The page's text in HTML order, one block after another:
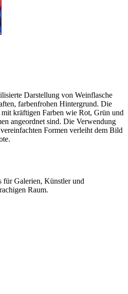
Darstellung von Weinflasche
farbenfrohen Hintergrund. Die
kräftigen Farben wie Rot, Grün und
angeordnet sind. Die Verwendung
Formen verleiht dem Bild
für Galerien, Künstler und
Raum.